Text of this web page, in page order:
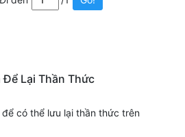
Lại Thần Thức
có thể lưu lại thần thức trên